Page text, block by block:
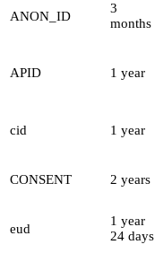
ANON_ID
3
months
APID 1 year
cid 1 year
CONSENT 2 years
eud
1 year
24 days